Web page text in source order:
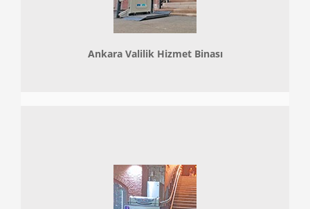
Ankara Valilik Hizmet Binası